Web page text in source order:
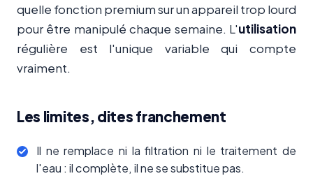
quelle fonction premium sur un appareil trop lourd
pour être manipulé chaque semaine. L'utilisation
régulière est l'unique variable qui compte
vraiment.
Les limites, dites franchement
Il ne remplace ni la filtration ni le traitement de
l'eau : il complète, il ne se substitue pas.